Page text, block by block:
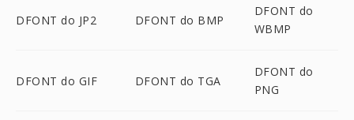
DFONT do JP2 DFONT do BMP
DFONT do
WBMP
DFONT do GIF DFONT do TGA
DFONT do
PNG